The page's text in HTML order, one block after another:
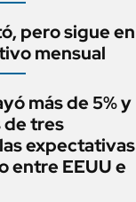
pero sigue en
mensual
más de 5% y
de tres
expectativas
entre EEUU e